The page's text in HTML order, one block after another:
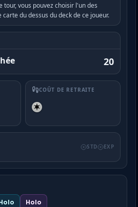
tour, vous pouvez choisir l'un des
carte du dessus du deck de ce joueur.
20
COÛT DE RETRAITE
STD EXP
Holo